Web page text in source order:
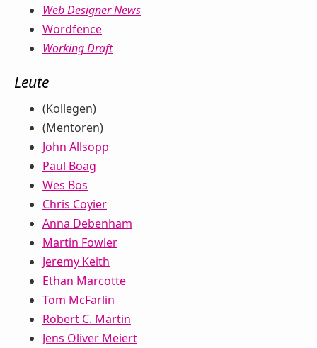
Web Designer News
Wordfence
Working Draft
Leute
(Kollegen)
(Mentoren)
John Allsopp
Paul Boag
Wes Bos
Chris Coyier
Anna Debenham
Martin Fowler
Jeremy Keith
Ethan Marcotte
Tom McFarlin
Robert C. Martin
Jens Oliver Meiert